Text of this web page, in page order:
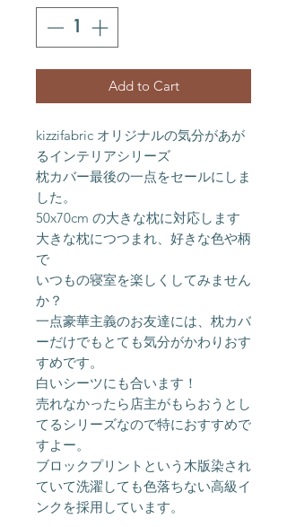
Add to Cart
kizzifabric オリジナルの気分があが
るインテリアシリーズ
枕カバー最後の一点をセールにしま
した。
50x70cm の大きな枕に対応します
大きな枕につつまれ、好きな色や柄
で
いつもの寝室を楽しくしてみません
か？
一点豪華主義のお友達には、枕カバ
ーだけでもとても気分がかわりおす
すめです。
白いシーツにも合います！
売れなかったら店主がもらおうとし
てるシリーズなので特におすすめで
すよー。
ブロックプリントという木版染され
ていて洗濯しても色落ちない高級イ
ンクを採用しています。